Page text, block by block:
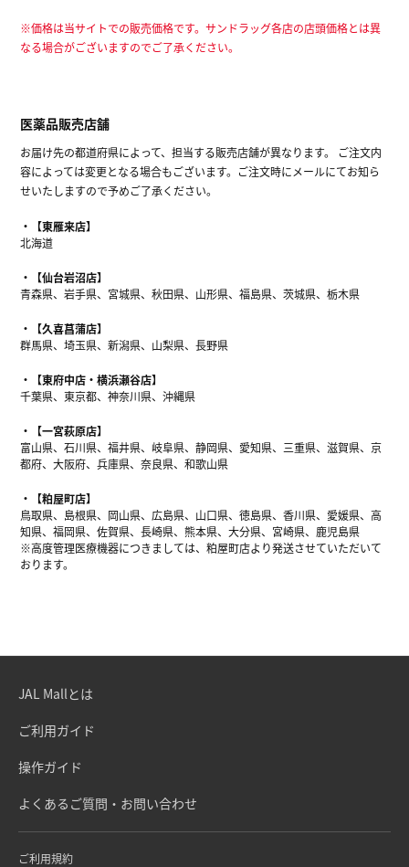
※価格は当サイトでの販売価格です。サンドラッグ各店の店頭価格とは異
なる場合がございますのでご了承ください。
医薬品販売店舗
お届け先の都道府県によって、担当する販売店舗が異なります。 ご注文内
容によっては変更となる場合もございます。ご注文時にメールにてお知ら
せいたしますので予めご了承ください。
【東雁来店】
北海道
【仙台岩沼店】
青森県、岩手県、宮城県、秋田県、山形県、福島県、茨城県、栃木県
【久喜菖蒲店】
群馬県、埼玉県、新潟県、山梨県、長野県
【東府中店・横浜瀬谷店】
千葉県、東京都、神奈川県、沖縄県
【一宮萩原店】
富山県、石川県、福井県、岐阜県、静岡県、愛知県、三重県、滋賀県、京
都府、大阪府、兵庫県、奈良県、和歌山県
【粕屋町店】
鳥取県、島根県、岡山県、広島県、山口県、徳島県、香川県、愛媛県、高
知県、福岡県、佐賀県、長崎県、熊本県、大分県、宮崎県、鹿児島県
※高度管理医療機器につきましては、粕屋町店より発送させていただいて
おります。
JAL Mallとは
ご利用ガイド
操作ガイド
よくあるご質問・お問い合わせ
ご利用規約